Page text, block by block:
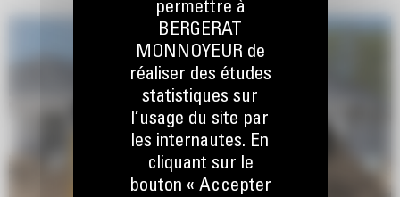
permettre à
BERGERAT
MONNOYEUR de
réaliser des études
statistiques sur
l’usage du site par
les internautes. En
cliquant sur le
bouton « Accepter